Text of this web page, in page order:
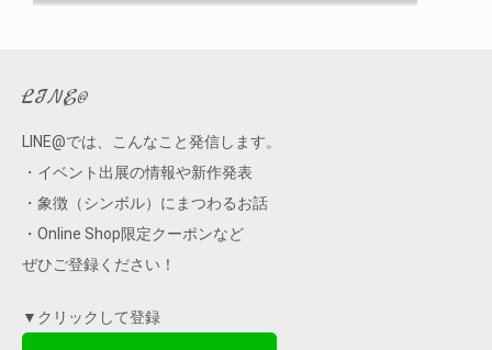
LINE@
LINE@では、こんなこと発信します。
・イベント出展の情報や新作発表
・象徴（シンボル）にまつわるお話
・Online Shop限定クーポンなど
ぜひご登録ください！
▼クリックして登録